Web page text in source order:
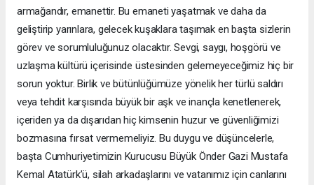
armağandır, emanettir. Bu emaneti yaşatmak ve daha da
geliştirip yarınlara, gelecek kuşaklara taşımak en başta sizlerin
görev ve sorumluluğunuz olacaktır. Sevgi, saygı, hoşgörü ve
uzlaşma kültürü içerisinde üstesinden gelemeyeceğimiz hiç bir
sorun yoktur. Birlik ve bütünlüğümüze yönelik her türlü saldırı
veya tehdit karşısında büyük bir aşk ve inançla kenetlenerek,
içeriden ya da dışarıdan hiç kimsenin huzur ve güvenliğimizi
bozmasına fırsat vermemeliyiz. Bu duygu ve düşüncelerle,
başta Cumhuriyetimizin Kurucusu Büyük Önder Gazi Mustafa
Kemal Atatürk’ü, silah arkadaşlarını ve vatanımız için canlarını